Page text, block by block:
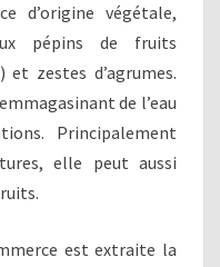
d’origine végétale,
pépins de fruits
zestes d’agrumes.
de l’eau
Principalement
elle peut aussi
est extraite la